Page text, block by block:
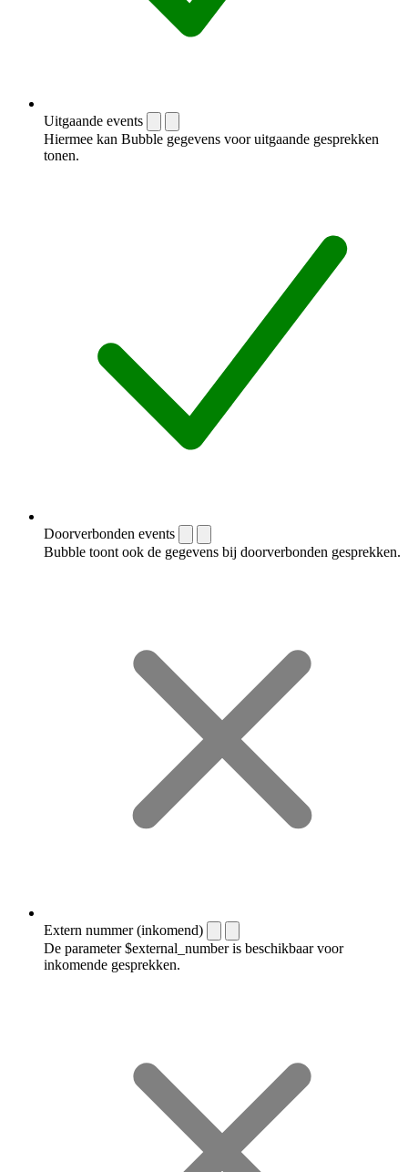
Uitgaande events
Hiermee kan Bubble gegevens voor uitgaande gesprekken
tonen.
Doorverbonden events
Bubble toont ook de gegevens bij doorverbonden gesprekken.
Extern nummer (inkomend)
De parameter $external_number is beschikbaar voor
inkomende gesprekken.